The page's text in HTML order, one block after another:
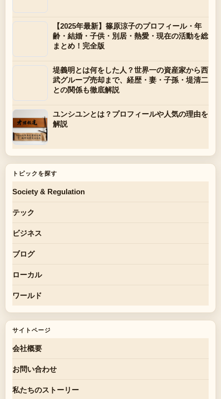
【2025年最新】篠原涼子のプロフィール・年
齢・結婚・子供・別居・熱愛・現在の活動を総
まとめ！完全版
堤義明とは何をした人？世界一の資産家から西
武グループ売却まで、経歴・妻・子孫・堤清二
との関係も徹底解説
ユンシユンとは？プロフィールや人気の理由を
解説
トピックを探す
Society & Regulation
テック
ビジネス
ブログ
ローカル
ワールド
サイトページ
会社概要
お問い合わせ
私たちのストーリー